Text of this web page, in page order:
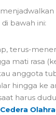
bawah ini:
terus-
mati rasa
anggota
hingga ke
harus